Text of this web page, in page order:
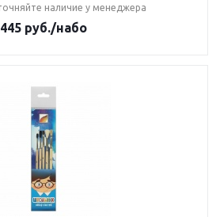
наличие у менеджера
445руб./набо